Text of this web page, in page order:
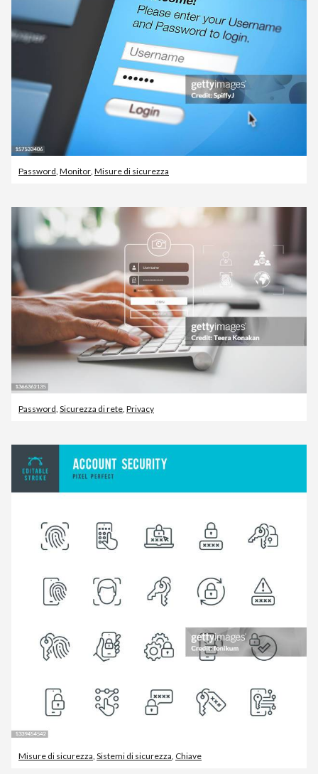
Password, Monitor, Misure di sicurezza
Password Sicurezza di rete Privacy
Misure di sicurezza Sistemi di sicurezza Chiave